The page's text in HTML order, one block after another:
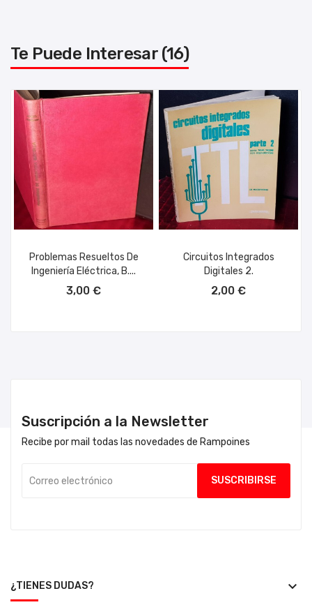
Te Puede Interesar (16)
Problemas Resueltos De
Ingeniería Eléctrica, B....
3,00 €
Circuitos Integrados
Digitales 2.
2,00 €
Suscripción a la Newsletter
Recibe por mail todas las novedades de Rampoines
¿TIENES DUDAS? keyboard_arrow_down